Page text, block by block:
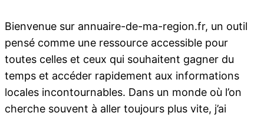
Bienvenue sur annuaire-de-ma-region.fr, un outil
pensé comme une ressource accessible pour
toutes celles et ceux qui souhaitent gagner du
temps et accéder rapidement aux informations
locales incontournables. Dans un monde où l’on
cherche souvent à aller toujours plus vite, j’ai